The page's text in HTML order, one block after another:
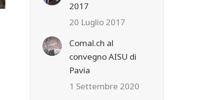
2017
20 Luglio 2017
Comal.ch al
convegno AISU di
Pavia
1 Settembre 2020